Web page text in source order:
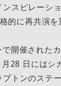
スピレーシ
的に再共演を
開催された
28 ⽇には
トンのステ